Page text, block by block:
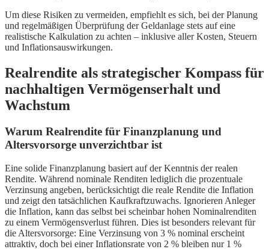
Um diese Risiken zu vermeiden, empfiehlt es sich, bei der Planung
und regelmäßigen Überprüfung der Geldanlage stets auf eine
realistische Kalkulation zu achten – inklusive aller Kosten, Steuern
und Inflationsauswirkungen.
Realrendite als strategischer Kompass für
nachhaltigen Vermögenserhalt und
Wachstum
Warum Realrendite für Finanzplanung und
Altersvorsorge unverzichtbar ist
Eine solide Finanzplanung basiert auf der Kenntnis der realen
Rendite. Während nominale Renditen lediglich die prozentuale
Verzinsung angeben, berücksichtigt die reale Rendite die Inflation
und zeigt den tatsächlichen Kaufkraftzuwachs. Ignorieren Anleger
die Inflation, kann das selbst bei scheinbar hohen Nominalrenditen
zu einem Vermögensverlust führen. Dies ist besonders relevant für
die Altersvorsorge: Eine Verzinsung von 3 % nominal erscheint
attraktiv, doch bei einer Inflationsrate von 2 % bleiben nur 1 %